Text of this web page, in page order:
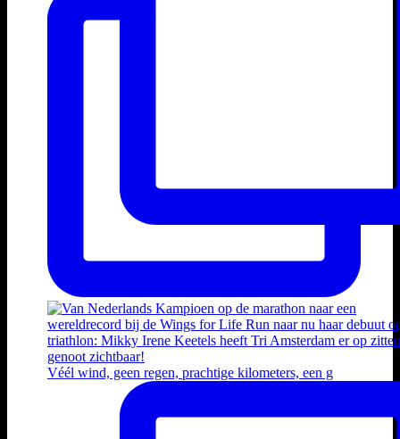
Véél wind, geen regen, prachtige kilometers, een g